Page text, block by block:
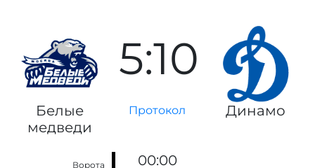
5:10
Белые
медведи
Протокол Динамо
Ворота
00:00